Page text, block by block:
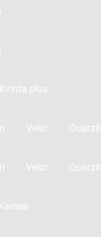
plus
Velur
Velur
Quarzit
Quarzit